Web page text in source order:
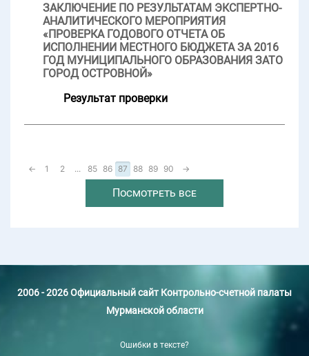
ЗАКЛЮЧЕНИЕ ПО РЕЗУЛЬТАТАМ ЭКСПЕРТНО-
АНАЛИТИЧЕСКОГО МЕРОПРИЯТИЯ
«ПРОВЕРКА ГОДОВОГО ОТЧЕТА ОБ
ИСПОЛНЕНИИ МЕСТНОГО БЮДЖЕТА ЗА 2016
ГОД МУНИЦИПАЛЬНОГО ОБРАЗОВАНИЯ ЗАТО
ГОРОД ОСТРОВНОЙ»
Результат проверки
← 1 2 ... 85 86 87 88 89 90 →
Посмотреть все
2006 - 2026 Официальный сайт Контрольно-счетной палаты
Мурманской области
Ошибки в тексте?